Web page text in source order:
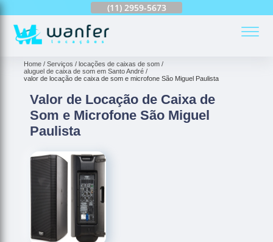
(11) 2959-5673
Home Serviços
locações de caixas de som
aluguel de caixa de som em Santo André
valor de locação de caixa de som e microfone São Miguel Paulista
Valor de Locação de Caixa de
Som e Microfone São Miguel
Paulista